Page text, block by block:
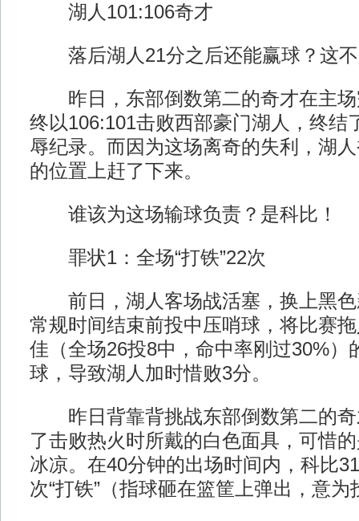
湖人101:106奇才
落后湖人21分之后还能赢球？这不
昨日，东部倒数第二的奇才在主场
终以106:101击败西部豪门湖人，终结
辱纪录。而因为这场离奇的失利，湖
的位置上赶了下来。
谁该为这场输球负责？是科比！
罪状1：全场“打铁”22次
前日，湖人客场战活塞，换上黑色
常规时间结束前投中压哨球，将比赛
佳（全场26投8中，命中率刚过30%）
球，导致湖人加时惜败3分。
昨日背靠背挑战东部倒数第二的奇
了击败热火时所戴的白色面具，可惜
冰凉。在40分钟的出场时间内，科比
次“打铁”（指球砸在篮筐上弹出，意为